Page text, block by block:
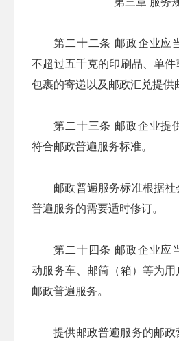
第二十二条 邮政企业应
不超过五千克的印刷品、单
包裹的寄递以及邮政汇兑提供
第二十三条 邮政企业提
符合邮政普遍服务标准。
邮政普遍服务标准根据
普遍服务的需要适时修订。
第二十四条 邮政企业应
动服务车、邮筒（箱）等为
邮政普遍服务。
提供邮政普遍服务的邮政